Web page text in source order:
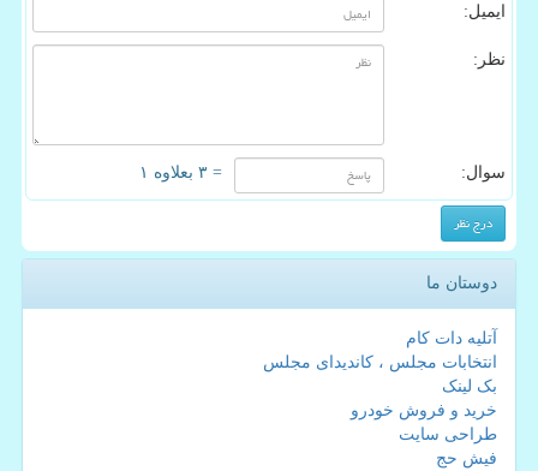
ایمیل:
نظر:
سوال: = ۳ بعلاوه ۱
دوستان ما
آتلیه دات کام
انتخابات مجلس ، کاندیدای مجلس
بک لینک
خرید و فروش خودرو
طراحی سایت
فیش حج